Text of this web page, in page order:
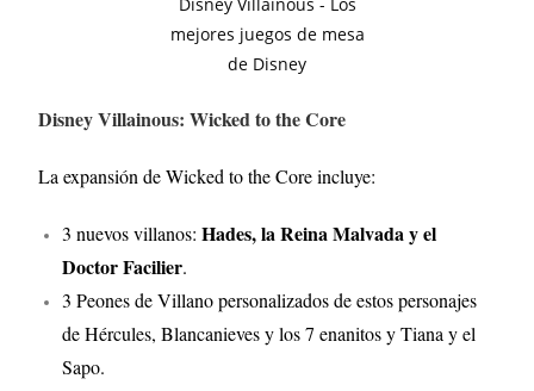
Disney Villainous: Wicked to the Core
La expansión de Wicked to the Core incluye:
3 nuevos villanos:Hades, la Reina Malvada y el
Doctor Facilier.
3 Peones de Villano personalizados de estos personajes
de Hércules, Blancanieves y los 7 enanitos y Tiana y el
Sapo.